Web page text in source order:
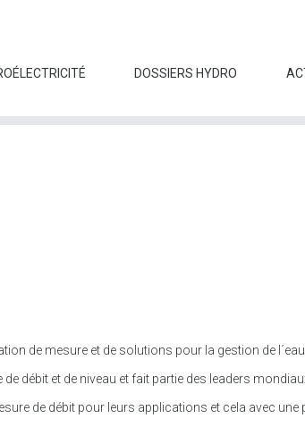
DOSSIERS HYDRO
de mesure et de solutions pour la gestion de l´eau.
débit et de niveau et fait partie des leaders
de débit pour leurs applications et cela avec une